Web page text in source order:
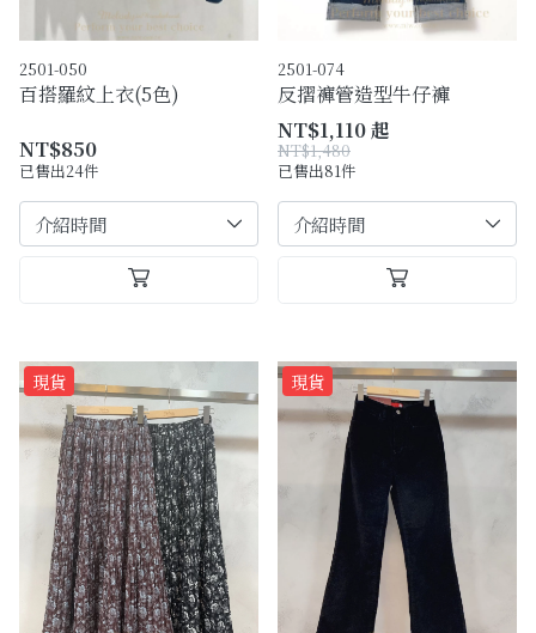
2501-050
百搭羅紋上衣(5色)
NT$850
已售出24件
2501-074
反摺褲管造型牛仔褲
NT$1,110 起
NT$1,480
已售出81件
現貨 現貨